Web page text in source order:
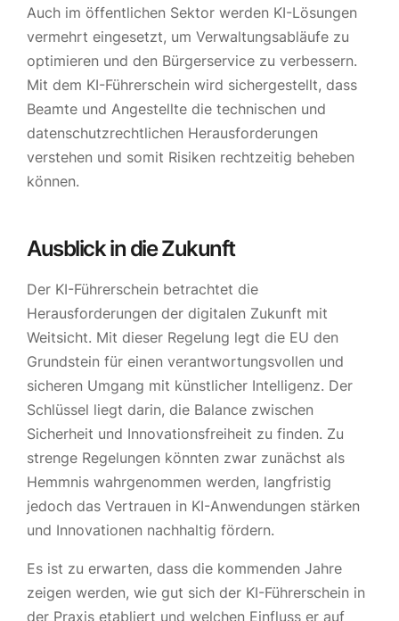
Auch im öffentlichen Sektor werden KI-Lösungen
vermehrt eingesetzt, um Verwaltungsabläufe zu
optimieren und den Bürgerservice zu verbessern.
Mit dem KI-Führerschein wird sichergestellt, dass
Beamte und Angestellte die technischen und
datenschutzrechtlichen Herausforderungen
verstehen und somit Risiken rechtzeitig beheben
können.
Ausblick in die Zukunft
Der KI-Führerschein betrachtet die
Herausforderungen der digitalen Zukunft mit
Weitsicht. Mit dieser Regelung legt die EU den
Grundstein für einen verantwortungsvollen und
sicheren Umgang mit künstlicher Intelligenz. Der
Schlüssel liegt darin, die Balance zwischen
Sicherheit und Innovationsfreiheit zu finden. Zu
strenge Regelungen könnten zwar zunächst als
Hemmnis wahrgenommen werden, langfristig
jedoch das Vertrauen in KI-Anwendungen stärken
und Innovationen nachhaltig fördern.
Es ist zu erwarten, dass die kommenden Jahre
zeigen werden, wie gut sich der KI-Führerschein in
der Praxis etabliert und welchen Einfluss er auf